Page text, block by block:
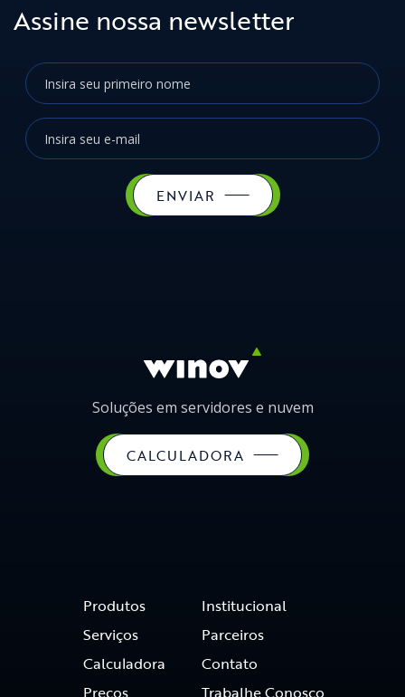
Assine nossa newsletter
ENVIAR
Soluções em servidores e nuvem
CALCULADORA
Produtos
Serviços
Calculadora
Preços
Institucional
Parceiros
Contato
Trabalhe Conosco